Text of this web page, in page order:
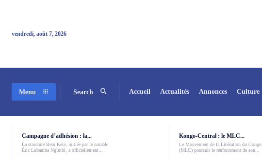
vendredi, août 7, 2026
Menu Search Accueil Actualités Annonces Culture
Campagne d’adhésion : la...
La structure Betu Kele, initiée par le notable
Éric Lubamba Ngimbi, a officiellement...
Kongo-Central : le MLC...
Le Mouvement de la Libération du Congo
(MLC) poursuit le renforcement de son...